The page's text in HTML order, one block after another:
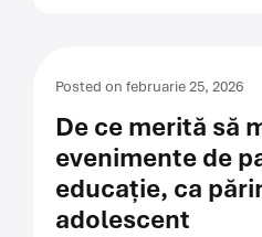
Posted on februarie 25, 2026
De ce merită să
evenimente de
educație, ca
adolescent